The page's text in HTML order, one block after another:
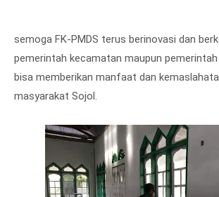
semoga FK-PMDS terus berinovasi dan
pemerintah kecamatan maupun
bisa memberikan manfaat dan
masyarakat Sojol.